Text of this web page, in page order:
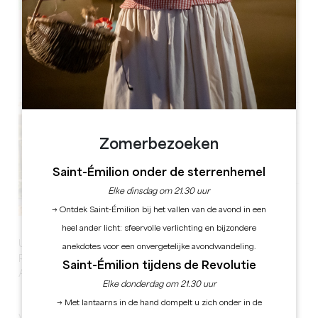
Un air d’Italie va de nouveau souffler au Château La
Rose Perrière à Lussac dès ce printemps avec nos
Zomerbezoeken
Saint-Émilion onder de sterrenhemel
Elke dinsdag om 21.30 uur
→ Ontdek Saint-Émilion bij het vallen van de avond in een
heel ander licht: sfeervolle verlichting en bijzondere
anekdotes voor een onvergetelijke avondwandeling.
Saint-Émilion tijdens de Revolutie
Elke donderdag om 21.30 uur
→ Met lantaarns in de hand dompelt u zich onder in de